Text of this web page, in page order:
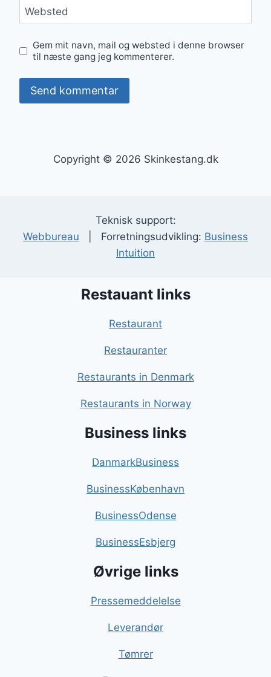
Websted
Gem mit navn, mail og websted i denne browser
til næste gang jeg kommenterer.
Copyright © 2026 Skinkestang.dk
Teknisk support:
Webbureau | Forretningsudvikling: Business
Intuition
Restauant links
Restaurant
Restauranter
Restaurants in Denmark
Restaurants in Norway
Business links
DanmarkBusiness
BusinessKøbenhavn
BusinessOdense
BusinessEsbjerg
Øvrige links
Pressemeddelelse
Leverandør
Tømrer